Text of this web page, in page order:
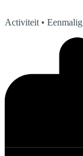
Activiteit • Eenmalig